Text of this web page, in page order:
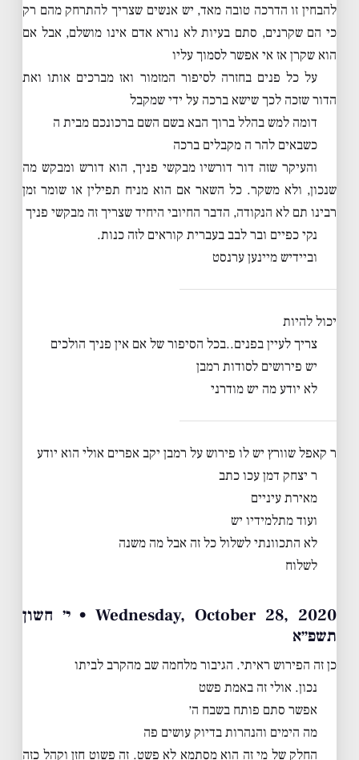
להבחין זו הדרכה טובה מאד, יש אנשים שצריך להתרחק מהם רק
כי הם שקרנים, סתם בעיות לא נורא אדם אינו מושלם, אבל אם
הוא שקרן אז אי אפשר לסמוך עליו
על כל פנים בחזרה לסיפור המזמור ואז מברכים אותו ואת
הדור שזכה לכך שישא ברכה על ידי שמקבל
דומה למש בהלל ברוך הבא בשם השם ברכונכם מבית ה
כשבאים להר ה מקבלים ברכה
והעיקר שזה דור דורשיו מבקשי פניך, הוא דורש ומבקש מה
שנכון, ולא משקר. כל השאר אם הוא מניח תפילין או שומר זמן
רבינו תם לא הנקודה, הדבר החיובי היחיד שצריך זה מבקשי פניך
נקי כפיים ובר לבב בעברית קוראים לזה כנות.
וביידיש מיינען ערנסט
יכול להיות
צריך לעיין בפנים..בכל הסיפור של אם אין פניך הולכים
יש פירושים לסודות רמבן
לא יודע מה יש מודרני
ר קאפל שוורץ יש לו פירוש על רמבן יקב אפרים אולי הוא יודע
ר יצחק דמן עכו כתב
מאירת עיניים
ועוד מתלמידיו יש
לא התכוונתי לשלול כל זה אבל מה משנה
לשלוח
Wednesday, October 28, 2020 • י׳ חשון
תשפ״א
כן זה הפירוש ראיתי. הגיבור מלחמה שב מהקרב לביתו
נכון. אולי זה באמת פשט
אפשר סתם פותח בשבח ה׳
מה הימים והנהרות בדיוק עושים פה
החלק של מי זה הוא מסתמא לא פשט. זה פשוט חזן וקהל כזה